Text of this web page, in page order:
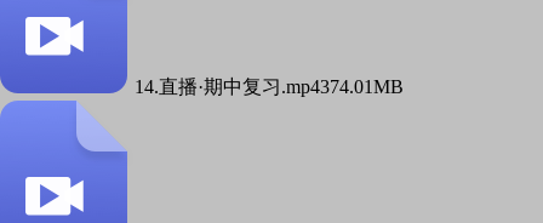
14.直播·期中复习.mp4374.01MB